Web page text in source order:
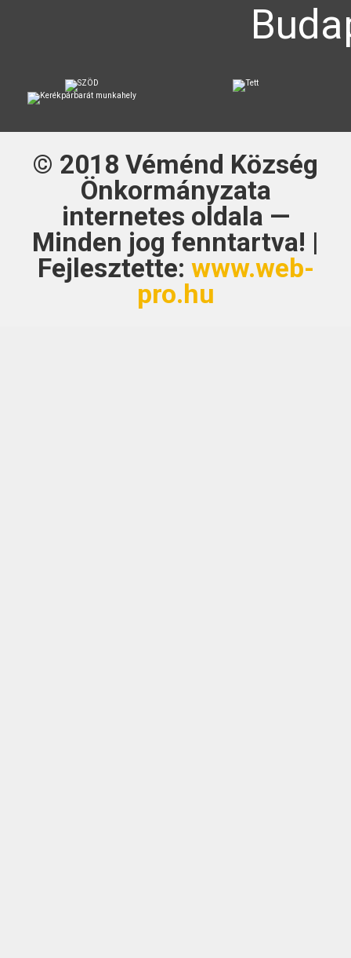
© 2018 Véménd Község
Önkormányzata
internetes oldala —
Minden jog fenntartva! |
Fejlesztette: www.web-
pro.hu